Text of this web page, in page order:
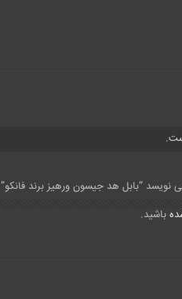
“بابل هد جیسون ورهیز برند فانکو”
باشید.